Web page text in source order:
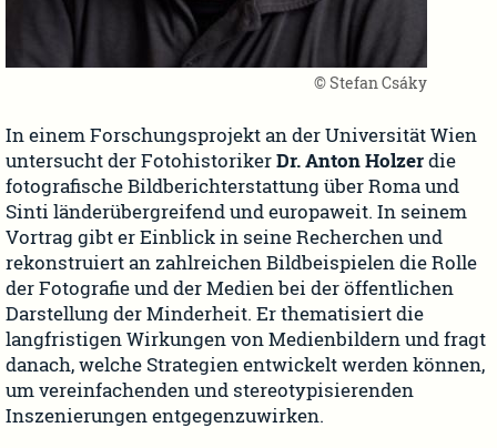
© Stefan Csáky
In einem Forschungsprojekt an der Universität Wien
untersucht der FotohistorikerDr. Anton Holzerdie
fotografische Bildberichterstattung über Roma und
Sinti länderübergreifend und europaweit. In seinem
Vortrag gibt er Einblick in seine Recherchen und
rekonstruiert an zahlreichen Bildbeispielen die Rolle
der Fotografie und der Medien bei der öffentlichen
Darstellung der Minderheit. Er thematisiert die
langfristigen Wirkungen von Medienbildern und fragt
danach, welche Strategien entwickelt werden können,
um vereinfachenden und stereotypisierenden
Inszenierungen entgegenzuwirken.